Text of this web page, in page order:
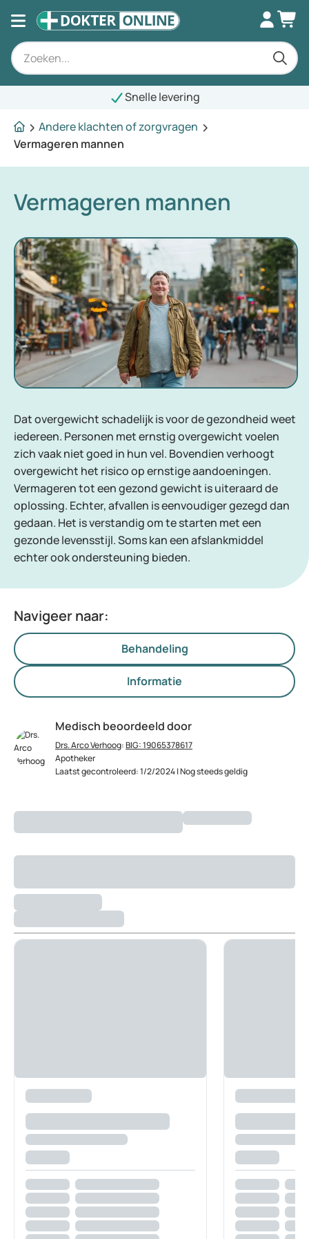
Snelle levering
Andere klachten of zorgvragen
Vermageren mannen
Vermageren mannen
Dat overgewicht schadelijk is voor de gezondheid weet
iedereen. Personen met ernstig overgewicht voelen
zich vaak niet goed in hun vel. Bovendien verhoogt
overgewicht het risico op ernstige aandoeningen.
Vermageren tot een gezond gewicht is uiteraard de
oplossing. Echter, afvallen is eenvoudiger gezegd dan
gedaan. Het is verstandig om te starten met een
gezonde levensstijl. Soms kan een afslankmiddel
echter ook ondersteuning bieden.
Navigeer naar:
Behandeling
Informatie
Medisch beoordeeld door
Drs. Arco Verhoog:BIG: 19065378617
Apotheker
Laatst gecontroleerd: 1/2/2024 | Nog steeds geldig